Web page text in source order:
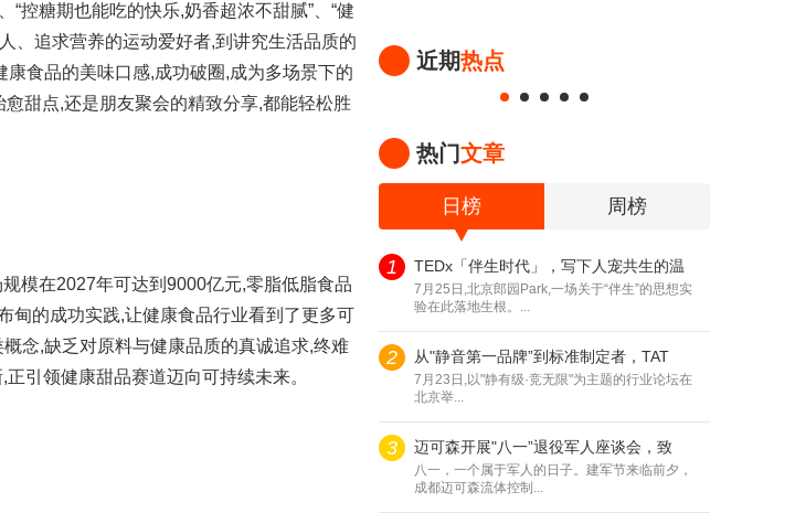
控糖期也能吃的快乐,奶香超浓不甜腻”、“健
、追求营养的运动爱好者,到讲究生活品质的
食品的美味口感,成功破圈,成为多场景下的
甜点,还是朋友聚会的精致分享,都能轻松胜
模在2027年可达到9000亿元,零脂低脂食品
甸的成功实践,让健康食品行业看到了更多可
念,缺乏对原料与健康品质的真诚追求,终难
引领健康甜品赛道迈向可持续未来。
近期热点
热门文章
日榜 周榜
1 TEDx「伴生时代」，写下人宠共生的温
7月25日,北京郎园Park,一场关于“伴生”的思想实
验在此落地生根。...
2 从"静音第一品牌”到标准制定者，TAT
7月23日,以"静有级·竞无限"为主题的行业论坛在
北京举...
3 迈可森开展"八一”退役军人座谈会，致
八一，一个属于军人的日子。建军节来临前夕，
成都迈可森流体控制...